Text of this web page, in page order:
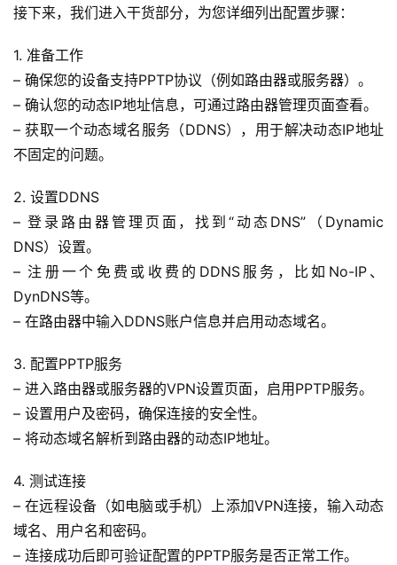
接下来，我们进入干货部分，为您详细列出配置步骤：
1. 准备工作
– 确保您的设备支持PPTP协议（例如路由器或服务器）。
– 确认您的动态IP地址信息，可通过路由器管理页面查看。
– 获取一个动态域名服务（DDNS），用于解决动态IP地址
不固定的问题。
2. 设置DDNS
– 登录路由器管理页面，找到“动态DNS”（Dynamic
DNS）设置。
– 注册一个免费或收费的DDNS服务，比如No-IP、
DynDNS等。
– 在路由器中输入DDNS账户信息并启用动态域名。
3. 配置PPTP服务
– 进入路由器或服务器的VPN设置页面，启用PPTP服务。
– 设置用户及密码，确保连接的安全性。
– 将动态域名解析到路由器的动态IP地址。
4. 测试连接
– 在远程设备（如电脑或手机）上添加VPN连接，输入动态
域名、用户名和密码。
– 连接成功后即可验证配置的PPTP服务是否正常工作。